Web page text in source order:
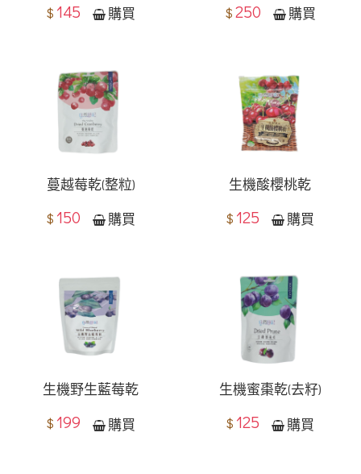
$ 145 購買
$250 購買
蔓越莓乾(整粒)
$ 150 購買
生機酸櫻桃乾
$ 125 購買
生機野生藍莓乾
$ 199 購買
生機蜜棗乾(去籽)
$ 125 購買